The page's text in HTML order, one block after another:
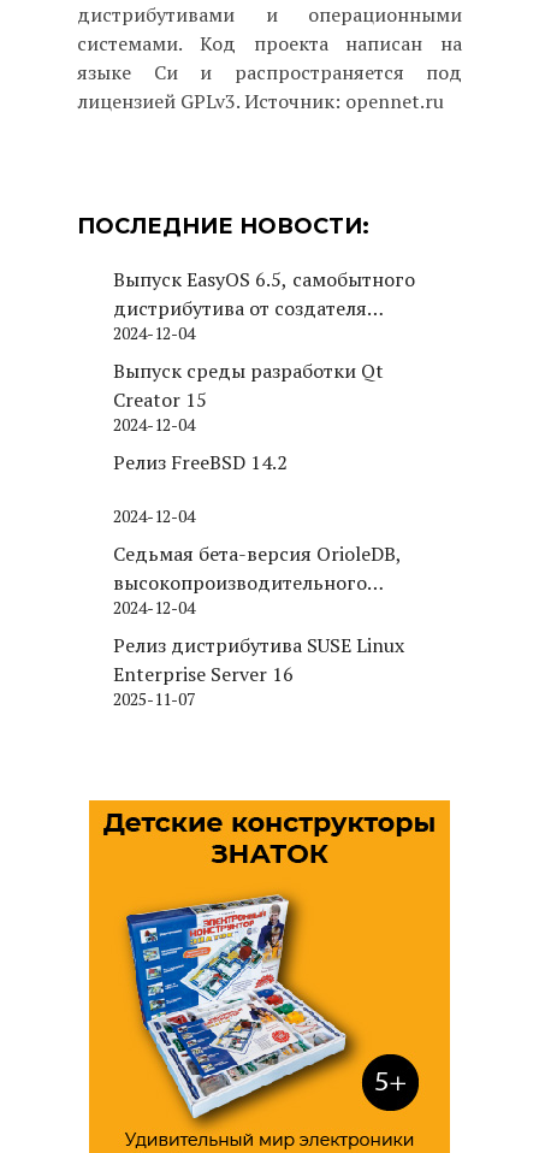
дистрибутивами и операционными
системами. Код проекта написан на
языке Си и распространяется под
лицензией GPLv3. Источник: opennet.ru
ПОСЛЕДНИЕ НОВОСТИ:
Выпуск EasyOS 6.5, самобытного
дистрибутива от создателя
Puppy Linux
2024-12-04
Выпуск среды разработки Qt
Creator 15
2024-12-04
Релиз FreeBSD 14.2
2024-12-04
Седьмая бета-версия OrioleDB,
высокопроизводительного
движка хранения для PostgreSQL
2024-12-04
Релиз дистрибутива SUSE Linux
Enterprise Server 16
2025-11-07